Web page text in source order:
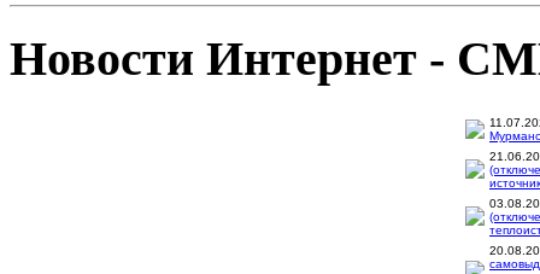
Новости Интернет -